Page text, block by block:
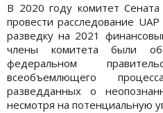
В 2020 году комитет
провести расследование
разведку на 2021
члены комитета были
федеральном
всеобъемлющего
разведданных о
несмотря на потенциальную